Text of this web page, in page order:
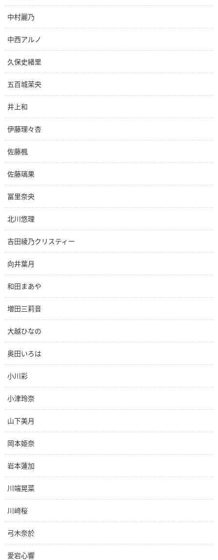
中村麗乃
中西アルノ
久保史緒里
五百城茉央
井上和
伊藤理々杏
佐藤楓
佐藤璃果
冨里奈央
北川悠理
吉田綾乃クリスティー
向井葉月
和田まあや
増田三莉音
大越ひなの
奥田いろは
小川彩
小津玲奈
山下美月
岡本姫奈
岩本蓮加
川端晃菜
川﨑桜
弓木奈於
愛宕心響